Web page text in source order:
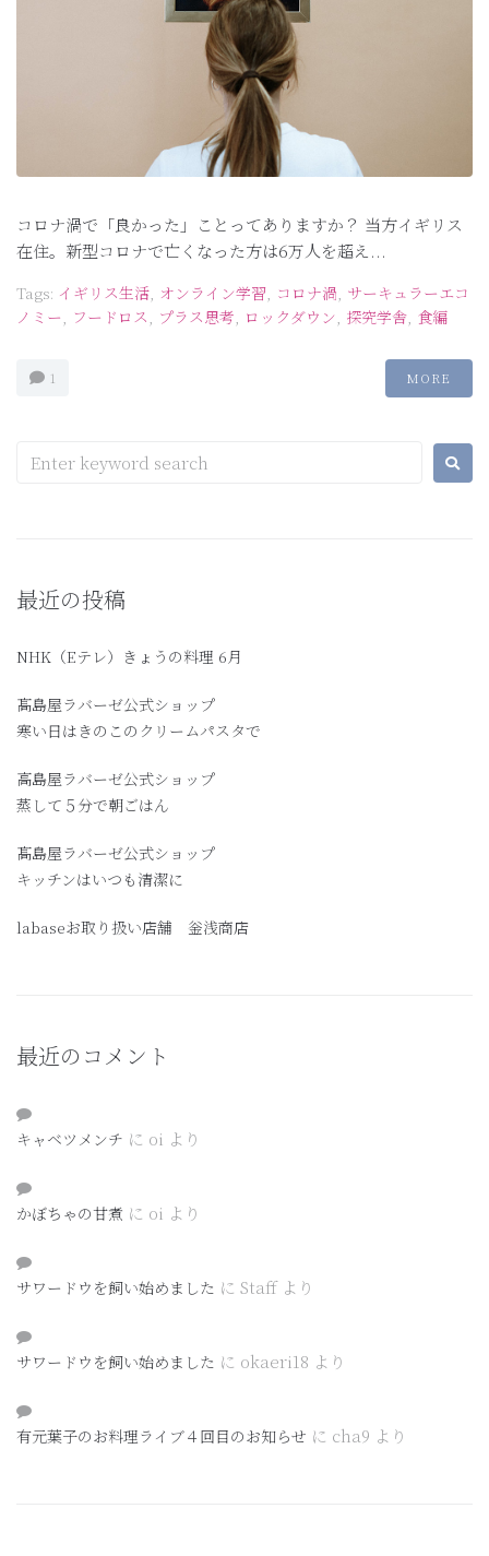
コロナ渦で「良かった」ことってありますか？ 当方イギリス
在住。新型コロナで亡くなった方は6万人を超え...
Tags: イギリス生活, オンライン学習, コロナ渦, サーキュラーエコ
ノミー, フードロス, プラス思考, ロックダウン, 探究学舎, 食編
1 MORE
最近の投稿
NHK（Eテレ）きょうの料理 6月
髙島屋ラバーゼ公式ショップ
寒い日はきのこのクリームパスタで
高島屋ラバーゼ公式ショップ
蒸して５分で朝ごはん
髙島屋ラバーゼ公式ショップ
キッチンはいつも清潔に
labaseお取り扱い店舗 釡浅商店
最近のコメント
キャベツメンチ に oi より
かぼちゃの甘煮 に oi より
サワードウを飼い始めました に Staffより
サワードウを飼い始めました に okaeri18 より
有元葉子のお料理ライブ４回目のお知らせ に cha9 より